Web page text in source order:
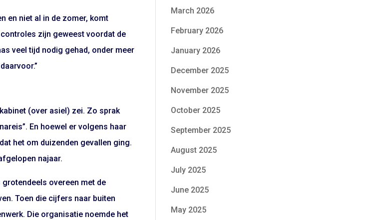
en niet al in de zomer, komt
zijn geweest voordat de
veel tijd nodig gehad, onder meer
(over asiel) zei. Zo sprak
En hoewel er volgens haar
het om duizenden gevallen ging.
najaar.
overeen met de
Toen die cijfers naar buiten
Die organisatie noemde het
March 2026
February 2026
January 2026
December 2025
November 2025
October 2025
September 2025
August 2025
July 2025
June 2025
May 2025